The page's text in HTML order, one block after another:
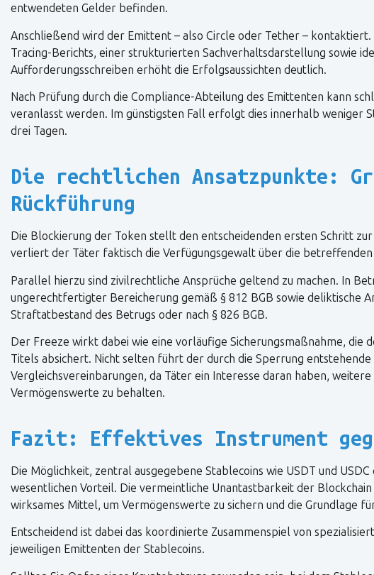
entwendeten Gelder befinden.
Anschließend wird der Emittent – also Circle oder Tether –
Tracing-Berichts, einer strukturierten Sachverhaltsdarstellung sowie
Aufforderungsschreiben erhöht die Erfolgsaussichten deutlich.
Nach Prüfung durch die Compliance-Abteilung des Emittenten kann
veranlasst werden. Im günstigsten Fall erfolgt dies innerhalb weniger
drei Tagen.
Die rechtlichen Ansatzpunkte:
Rückführung
Die Blockierung der Token stellt den entscheidenden ersten Schritt
verliert der Täter faktisch die Verfügungsgewalt über die
Parallel hierzu sind zivilrechtliche Ansprüche geltend zu machen. In
ungerechtfertigter Bereicherung gemäß § 812 BGB sowie deliktische
Straftatbestand des Betrugs oder nach § 826 BGB.
Der Freeze wirkt dabei wie eine vorläufige Sicherungsmaßnahme,
Titels absichert. Nicht selten führt der durch die Sperrung
Vergleichsvereinbarungen, da Täter ein Interesse daran haben,
Vermögenswerte zu behalten.
Fazit: Effektives Instrument
Die Möglichkeit, zentral ausgegebene Stablecoins wie USDT und
wesentlichen Vorteil. Die vermeintliche Unantastbarkeit der
wirksames Mittel, um Vermögenswerte zu sichern und die Grundlage
Entscheidend ist dabei das koordinierte Zusammenspiel von
jeweiligen Emittenten der Stablecoins.